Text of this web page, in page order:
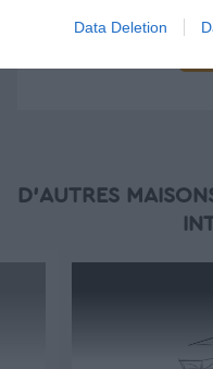
Data Deletion
D'AUTRES